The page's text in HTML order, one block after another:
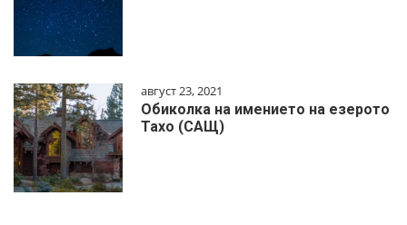
август 23, 2021
Обиколка на имението на езерото
Тахо (САЩ)